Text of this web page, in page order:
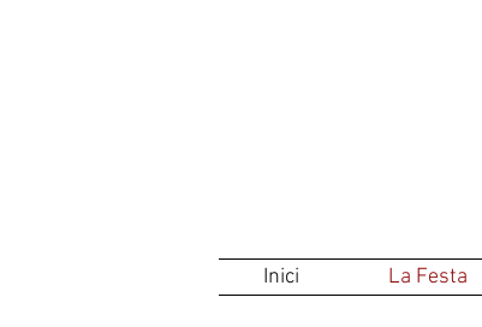
Inici La Festa